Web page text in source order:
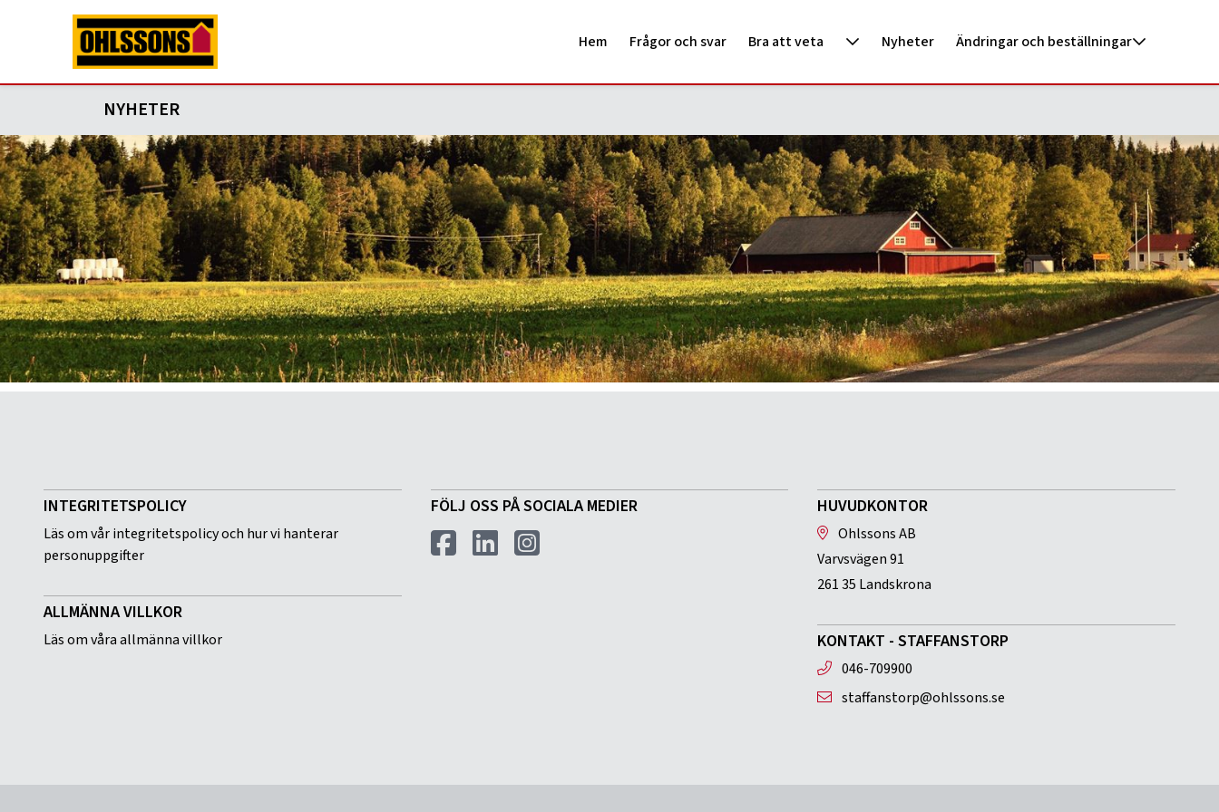
Hem Frågor och svar Bra att veta Nyheter Ändringar och beställningar
NYHETER
2024-11-13
Sista tömningen av trädgårdsavfall 2024
Sista tömningen av trädgårdsavfall 2024 närmar sig. Sista tömningen blir vecka 47 för dig som har tömning udda vecka och vecka 48 för dig som har tömning jämn
vecka.
INTEGRITETSPOLICY
Läs om vår integritetspolicy och hur vi hanterar
personuppgifter
ALLMÄNNA VILLKOR
Läs om våra allmänna villkor
FÖLJ OSS PÅ SOCIALA MEDIER HUVUDKONTOR
Ohlssons AB
Varvsvägen 91
261 35 Landskrona
KONTAKT - STAFFANSTORP
046-709900
staffanstorp@ohlssons.se